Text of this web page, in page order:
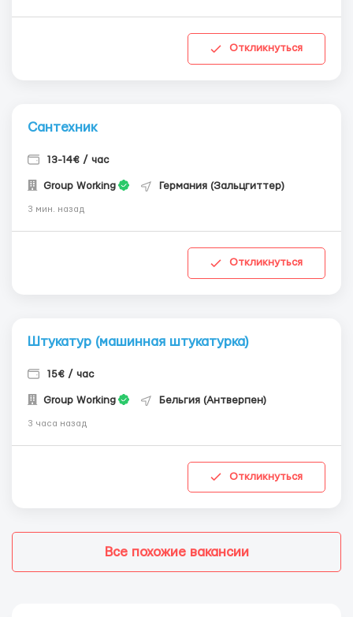
Откликнуться
Сантехник
13-14€ / час
Group Working Германия (Зальцгиттер)
3 мин. назад
Откликнуться
Штукатур (машинная штукатурка)
15€ / час
Group Working Бельгия (Антверпен)
3 часа назад
Откликнуться
Все похожие вакансии